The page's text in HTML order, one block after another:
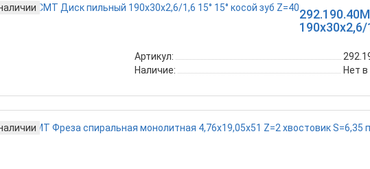
190x30x2,6/
Артикул:
Наличие:
Нет